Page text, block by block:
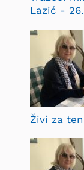
Lazić -
Živi za